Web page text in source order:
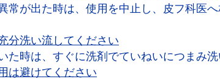
が出た時は、使用を中止し、皮フ科医
分洗い流してください
た時は、すぐに洗剤でていねいにつまみ
は避けてください